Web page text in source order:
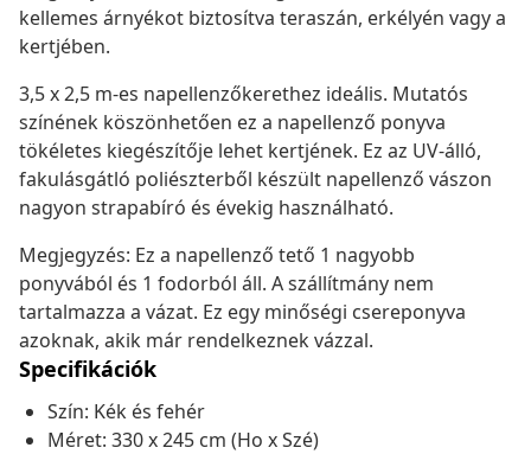
kellemes árnyékot biztosítva teraszán, erkélyén vagy a
kertjében.
3,5 x 2,5 m-es napellenzőkerethez ideális. Mutatós
színének köszönhetően ez a napellenző ponyva
tökéletes kiegészítője lehet kertjének. Ez az UV-álló,
fakulásgátló poliészterből készült napellenző vászon
nagyon strapabíró és évekig használható.
Megjegyzés: Ez a napellenző tető 1 nagyobb
ponyvából és 1 fodorból áll. A szállítmány nem
tartalmazza a vázat. Ez egy minőségi csereponyva
azoknak, akik már rendelkeznek vázzal.
Specifikációk
Szín: Kék és fehér
Méret: 330 x 245 cm (Ho x Szé)